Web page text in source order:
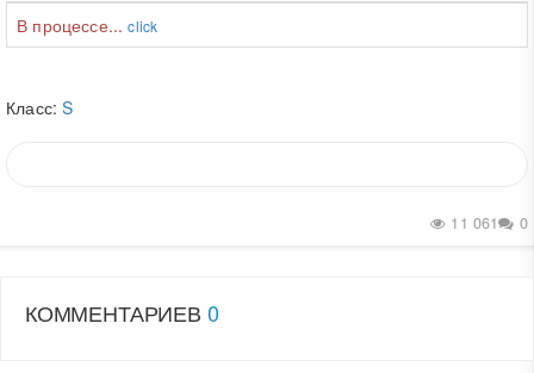
В процессе...click
Класс:S
0
11 061
КОММЕНТАРИЕВ 0